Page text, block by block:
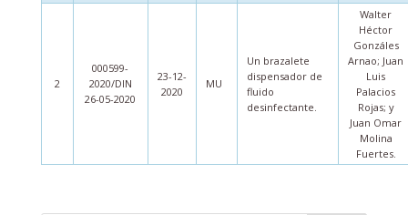
2
000599-
2020/DIN
26-05-2020
23-12-
2020
MU
Un brazalete
dispensador de
fluido
desinfectante.
Walter
Héctor
Gonzáles
Arnao; Juan
Luis
Palacios
Rojas; y
Juan Omar
Molina
Fuertes.